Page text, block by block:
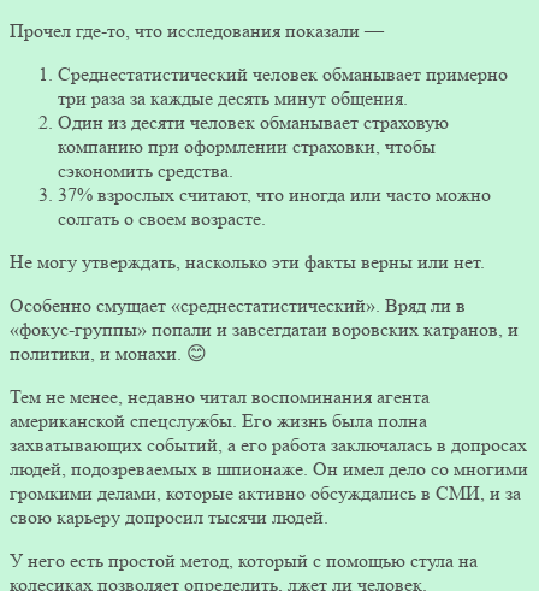
Прочел где-то, что исследования показали —
Среднестатистический человек обманывает примерно
три раза за каждые десять минут общения.
Один из десяти человек обманывает страховую
компанию при оформлении страховки, чтобы
сэкономить средства.
37% взрослых считают, что иногда или часто можно
солгать о своем возрасте.
Не могу утверждать, насколько эти факты верны или нет.
Особенно смущает «среднестатистический». Вряд ли в
«фокус-группы» попали и завсегдатаи воровских катранов, и
политики, и монахи. 😊
Тем не менее, недавно читал воспоминания агента
американской спецслужбы. Его жизнь была полна
захватывающих событий, а его работа заключалась в допросах
людей, подозреваемых в шпионаже. Он имел дело со многими
громкими делами, которые активно обсуждались в СМИ, и за
свою карьеру допросил тысячи людей.
У него есть простой метод, который с помощью стула на
колесиках позволяет определить, лжет ли человек.